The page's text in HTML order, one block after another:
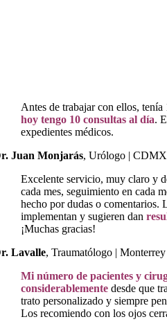
Antes de trabajar con ellos, tenía
hoy tengo 10 consultas al día.
expedientes médicos.
Juan Monjarás,Urólogo | CDMX
Excelente servicio, muy claro y
cada mes, seguimiento en cada
hecho por dudas o comentarios.
implementan y sugieren dan
¡Muchas gracias!
Lavalle,Traumatólogo |
Mi número de pacientes y
considerablemente desde que
trato personalizado y siempre
Los recomiendo con los ojos